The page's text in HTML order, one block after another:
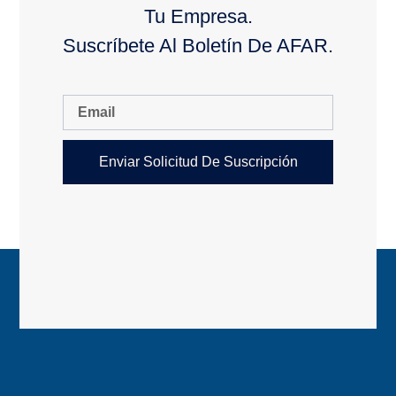
Tu Empresa.
Suscríbete Al Boletín De AFAR.
Enviar Solicitud De Suscripción